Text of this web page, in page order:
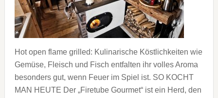
Hot open flame grilled: Kulinarische Köstlichkeiten wie
Gemüse, Fleisch und Fisch entfalten ihr volles Aroma
besonders gut, wenn Feuer im Spiel ist. SO KOCHT
MAN HEUTE Der „Firetube Gourmet“ ist ein Herd, den